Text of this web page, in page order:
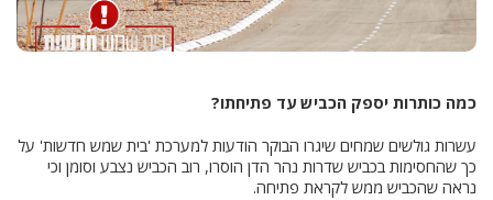
כמה כותרות יספק הכביש עד פתיחתו?
עשרות גולשים שמחים שיגרו הבוקר הודעות למערכת 'בית שמש חדשות' על
כך שהחסימות בכביש שדרות נהר הדן הוסרו, רוב הכביש נצבע וסומן וכי
נראה שהכביש ממש לקראת פתיחה.